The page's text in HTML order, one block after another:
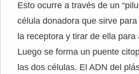
Esto ocurre a través de un
célula donadora que sirve
la receptora y tirar de ella para
Luego se forma un puente
las dos célu­las. El ADN del